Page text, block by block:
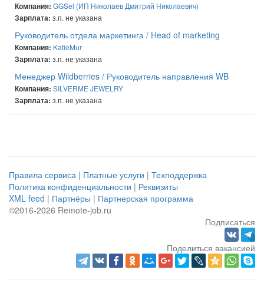
Компания: GGSel (ИП Николаев Дмитрий Николаевич)
Зарплата: з.п. не указана
Руководитель отдела маркетинга / Head of marketing
Компания: KatieMur
Зарплата: з.п. не указана
Менеджер Wildberries / Руководитель направления WB
Компания: SILVERME JEWELRY
Зарплата: з.п. не указана
Правила сервиса | Платные услуги | Техподдержка
Политика конфиденциальности | Реквизиты
XML feed | Партнёры | Партнерская программа
©2016-2026 Remote-job.ru
Подписаться
Поделиться вакансией